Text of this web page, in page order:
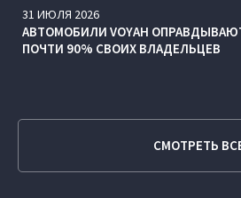
31 ИЮЛЯ 2026
АВТОМОБИЛИ VOYAH
ПОЧТИ 90% СВОИХ ВЛАДЕЛЬЦЕВ
СМОТРЕТЬ